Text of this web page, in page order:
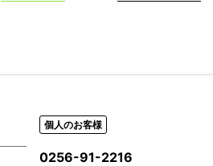
個人のお客様
0256-91-2216